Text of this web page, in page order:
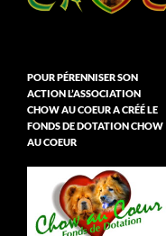
POUR PÉRENNISER SON
ACTION L’ASSOCIATION
CHOW AU COEUR A CRÉÉ LE
FONDS DE DOTATION CHOW
AU COEUR